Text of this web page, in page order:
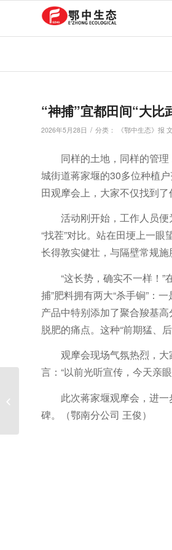
“神捕”宜都田间“大比
2026年5月28日 / 分类： 《鄂中生态》报
同样的土地，同样的管
城街道蒋家堰的30多位种植
田观摩会上，大家不仅找到了
活动刚开始，工作人员
“找茬”对比。站在田埂上一
长得敦实健壮，与隔壁常规施
“这长势，确实不一样！
捕”肥料拥有两大“杀手锏”：
产品中特别添加了聚合羧基
脱肥的痛点。这种“前期猛、
观摩会现场气氛热烈，
言：“以前光听宣传，今天亲
此次蒋家堰观摩会，进一
碑。（鄂南分公司 王俊）
“测土配方”破解随州土豆